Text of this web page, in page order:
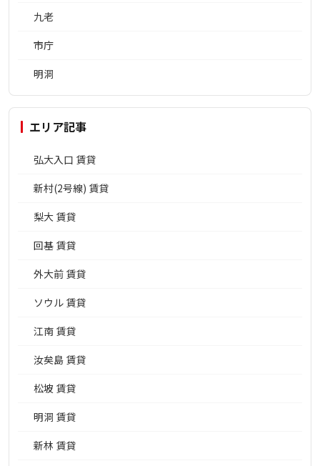
九老
市庁
明洞
エリア記事
弘大入口 賃貸
新村(2号線) 賃貸
梨大 賃貸
回基 賃貸
外大前 賃貸
ソウル 賃貸
江南 賃貸
汝矣島 賃貸
松坡 賃貸
明洞 賃貸
新林 賃貸